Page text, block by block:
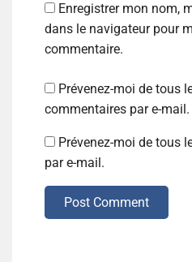
Enregistrer mon nom,
dans le navigateur pour
commentaire.
Prévenez-moi de tous
commentaires par e-mail.
Prévenez-moi de tous
par e-mail.
Post Comment